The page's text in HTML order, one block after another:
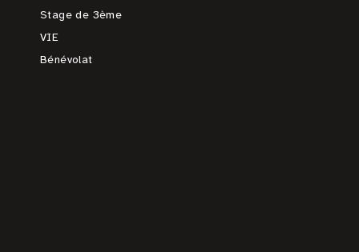
Stage de 3ème
VIE
Bénévolat